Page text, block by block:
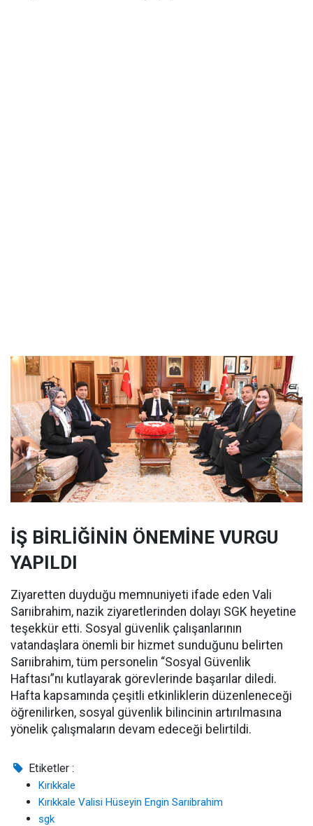
İŞ BİRLİĞİNİN ÖNEMİNE VURGU
YAPILDI
Ziyaretten duyduğu memnuniyeti ifade eden Vali
Sarıibrahim, nazik ziyaretlerinden dolayı SGK heyetine
teşekkür etti. Sosyal güvenlik çalışanlarının
vatandaşlara önemli bir hizmet sunduğunu belirten
Sarıibrahim, tüm personelin “Sosyal Güvenlik
Haftası”nı kutlayarak görevlerinde başarılar diledi.
Hafta kapsamında çeşitli etkinliklerin düzenleneceği
öğrenilirken, sosyal güvenlik bilincinin artırılmasına
yönelik çalışmaların devam edeceği belirtildi.
Etiketler :
Kırıkkale
Kırıkkale Valisi Hüseyin Engin Sarıibrahim
sgk